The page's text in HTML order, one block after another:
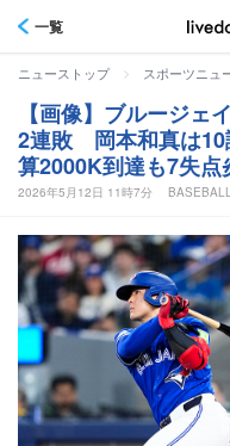
一覧
ニューストップ > スポーツニュ
【画像】ブルージェ
2連敗 岡本和真は
算2000K到達も7失点
2026年5月12日 11時7分